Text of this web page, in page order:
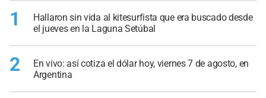
1
Hallaron sin vida al kitesurfista que era buscado desde
el jueves en la Laguna Setúbal
2
En vivo: así cotiza el dólar hoy, viernes 7 de agosto, en
Argentina